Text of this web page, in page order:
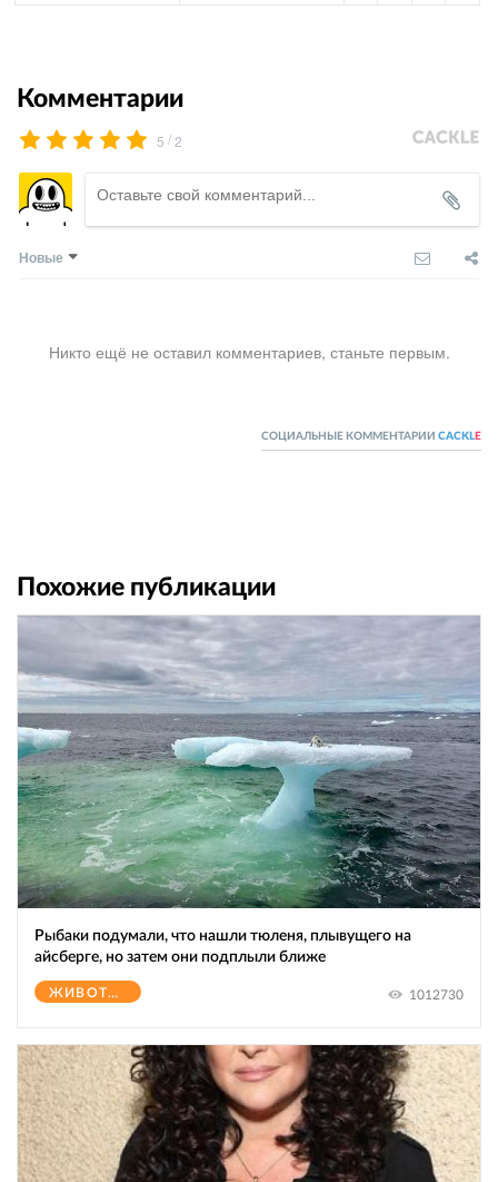
Комментарии
5 /2
Новые
Никто ещё не оставил комментариев, станьте первым.
СОЦИАЛЬНЫЕ КОММЕНТАРИИ CACKL E
Похожие публикации
Рыбаки подумали, что нашли тюленя, плывущего на
айсберге, но затем они подплыли ближе
ЖИВОТНЫЕ 1012730